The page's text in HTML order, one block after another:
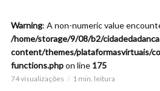
Warning: A non-numeric value
/home/storage/9/08/b2/
content/themes/plataformasvirtuais/
functions.phpon line 175
74 visualizações 1 min. leitura